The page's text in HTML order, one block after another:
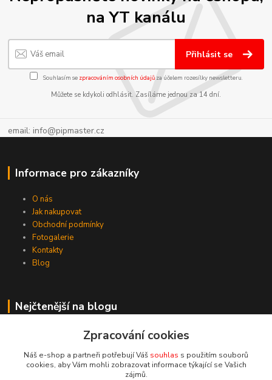
na YT kanálu
Přihlásit se
Souhlasím se zpracováním osobních údajůza účelem rozesílky newsletteru.
Můžete se kdykoli odhlásit. Zasíláme jednou za 14 dní.
email: info@pipmaster.cz
Informace pro zákazníky
O nás
Jak nakupovat
Obchodní podmínky
Fotogalerie
Kontakty
Blog
Nejčtenější na blogu
5 důvodů proč grilovatZpracování cookies
Náš e-shop a partneři potřebují Váš souhlas s použitím souborů
cookies, aby Vám mohli zobrazovat informace týkající se Vašich
zájmů.